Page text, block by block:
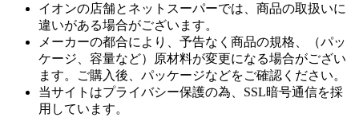
イオンの店舗とネットスーパーでは、商品の取扱いに
違いがある場合がございます。
メーカーの都合により、予告なく商品の規格、（パッ
ケージ、容量など）原材料が変更になる場合がござい
ます。ご購入後、パッケージなどをご確認ください。
当サイトはプライバシー保護の為、SSL暗号通信を採
用しています。